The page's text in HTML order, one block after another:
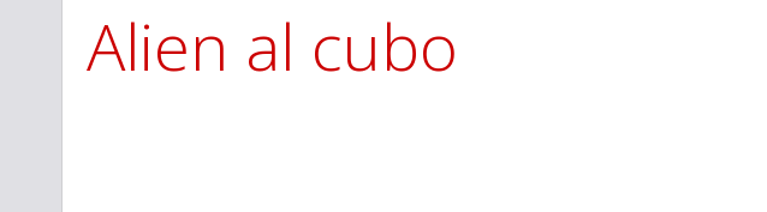
STAR TREK: STRANGE NEW WORLDS
Alien al cubo